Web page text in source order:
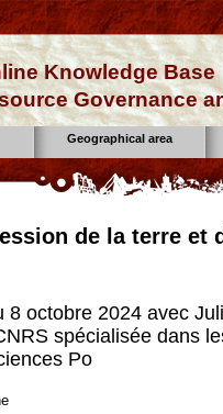
Knowledge Base
Governance
Geographical area
de la terre et
8 octobre 2024 avec
spécialisée dans
Po